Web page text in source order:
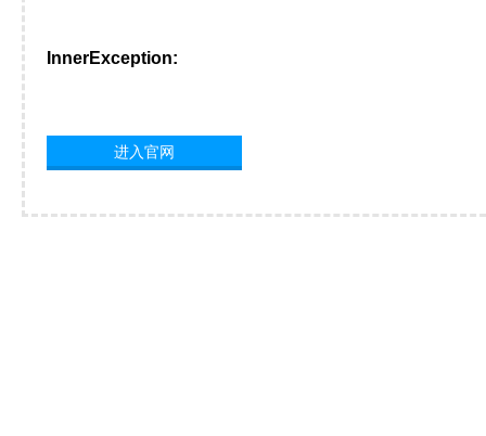
InnerException:
进入官网